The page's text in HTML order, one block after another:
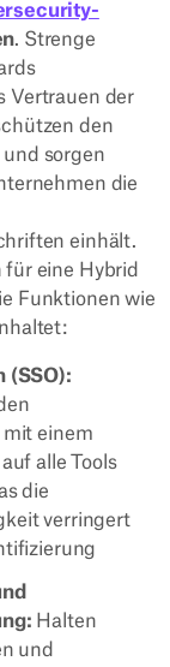
. Strenge
Vertrauen der
den
sorgen
die
einhält.
für eine Hybrid
Funktionen wie
(SSO):
einem
alle Tools
die
verringert
Halten
und